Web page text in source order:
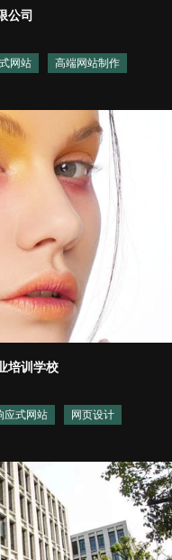
公司
网站 高端网站制作
培训学校
应式网站 网页设计